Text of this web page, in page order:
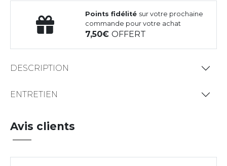
Points fidélité sur votre prochaine
commande pour votre achat
7,50OFFERT
DESCRIPTION
ENTRETIEN
Avis clients